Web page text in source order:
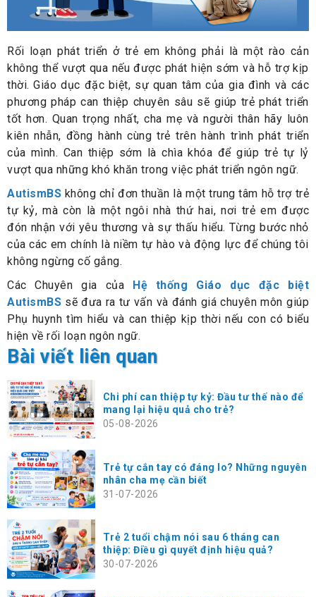
Rối loạn phát triển ở trẻ em không phải là một rào cản
không thể vượt qua nếu được phát hiện sớm và hỗ trợ kịp
thời. Giáo dục đặc biệt, sự quan tâm của gia đình và các
phương pháp can thiệp chuyên sâu sẽ giúp trẻ phát triển
tốt hơn. Quan trọng nhất, cha mẹ và người thân hãy luôn
kiên nhẫn, đồng hành cùng trẻ trên hành trình phát triển
của mình. Can thiệp sớm là chìa khóa để giúp trẻ tự lỷ
vượt qua những khó khăn trong việc phát triển ngôn ngữ.
AutismBS không chỉ đơn thuần là một trung tâm hỗ trợ trẻ
tự kỷ, mà còn là một ngôi nhà thứ hai, nơi trẻ em được
đón nhận với yêu thương và sự thấu hiểu. Từng bước nhỏ
của các em chính là niềm tự hào và động lực để chúng tôi
không ngừng cố gắng.
Các Chuyên gia của Hệ thống Giáo dục đặc biệt
AutismBS sẽ đưa ra tư vấn và đánh giá chuyên môn giúp
Phụ huynh tìm hiểu và can thiệp kịp thời nếu con có biểu
hiện về rối loạn ngôn ngữ.
Bài viết liên quan
Chi phí can thiệp tự kỷ: Đầu tư thế nào để
mang lại hiệu quả cho trẻ?
05-08-2026
Trẻ tự cắn tay có đáng lo? Những nguyên
nhân cha mẹ cần biết
31-07-2026
Trẻ 2 tuổi chậm nói sau 6 tháng can
thiệp: Điều gì quyết định hiệu quả?
30-07-2026